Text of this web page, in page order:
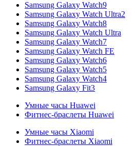
Samsung Galaxy Watch9
Samsung Galaxy Watch Ultra2
Samsung Galaxy Watch8
Samsung Galaxy Watch Ultra
Samsung Galaxy Watch7
Samsung Galaxy Watch FE
Samsung Galaxy Watch6
Samsung Galaxy Watch5
Samsung Galaxy Watch4
Samsung Galaxy Fit3
Умные часы Huawei
Фитнес-браслеты Huawei
Умные часы Xiaomi
Фитнес-браслеты Xiaomi